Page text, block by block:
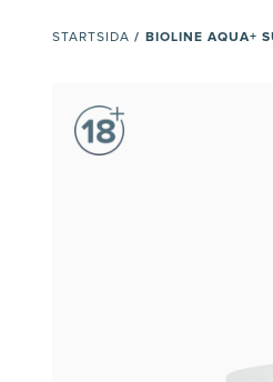
STARTSIDA / BIOLINE AQUA+